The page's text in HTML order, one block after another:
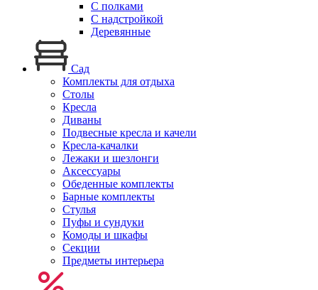
С полками
С надстройкой
Деревянные
Сад
Комплекты для отдыха
Столы
Кресла
Диваны
Подвесные кресла и качели
Кресла-качалки
Лежаки и шезлонги
Аксессуары
Обеденные комплекты
Барные комплекты
Стулья
Пуфы и сундуки
Комоды и шкафы
Секции
Предметы интерьера